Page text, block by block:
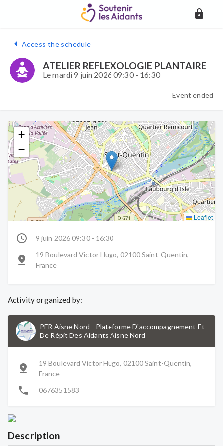
Access the schedule
ATELIER REFLEXOLOGIE PLANTAIRE
Le mardi 9 juin 2026 09:30 - 16:30
Event ended
Description
+
−
Leaflet
9 juin 2026 09:30 - 16:30
19 Boulevard Victor Hugo, 02100 Saint-Quentin,
France
Activity organized by:
PFR Aisne Nord - Plateforme D'accompagnement Et
De Répit Des Aidants Aisne Nord
19 Boulevard Victor Hugo, 02100 Saint-Quentin,
France
0676351583